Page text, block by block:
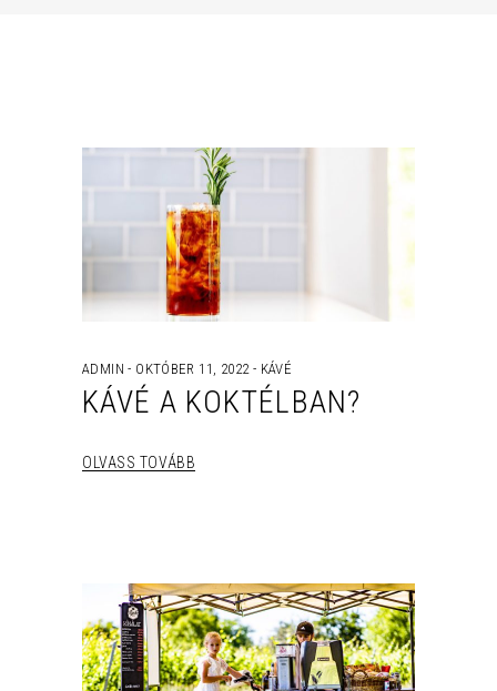
ADMIN OKTÓBER 11, 2022 KÁVÉ
KÁVÉ A KOKTÉLBAN?
OLVASS TOVÁBB